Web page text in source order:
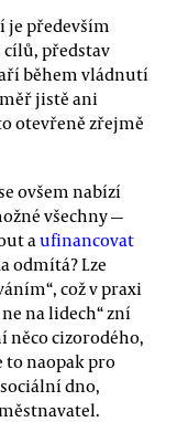
je především
představ
během vládnutí
jistě ani
otevřeně zřejmě
ovšem nabízí
všechny —
a ufinancovat
odmítá? Lze
což v praxi
na lidech“ zní
něco cizorodého,
to naopak pro
dno,